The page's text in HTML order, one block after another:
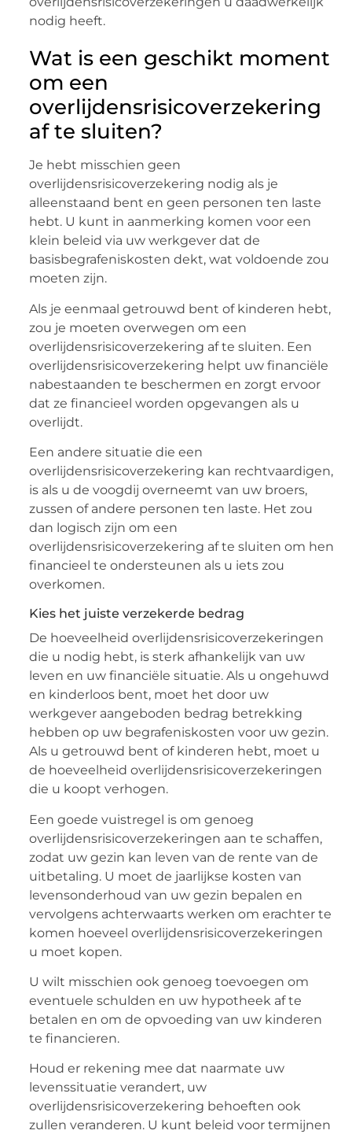
nodig heeft.
Wat is een geschikt moment
om een
overlijdensrisicoverzekering
af te sluiten?
Je hebt misschien geen
overlijdensrisicoverzekering nodig als je
alleenstaand bent en geen personen ten laste
hebt. U kunt in aanmerking komen voor een
klein beleid via uw werkgever dat de
basisbegrafeniskosten dekt, wat voldoende zou
moeten zijn.
Als je eenmaal getrouwd bent of kinderen hebt,
zou je moeten overwegen om een ​​
overlijdensrisicoverzekering af te sluiten. Een
overlijdensrisicoverzekering helpt uw ​​financiële
nabestaanden te beschermen en zorgt ervoor
dat ze financieel worden opgevangen als u
overlijdt.
Een andere situatie die een
overlijdensrisicoverzekering kan rechtvaardigen,
is als u de voogdij overneemt van uw broers,
zussen of andere personen ten laste. Het zou
dan logisch zijn om een ​​
overlijdensrisicoverzekering af te sluiten om hen
financieel te ondersteunen als u iets zou
overkomen.
Kies het juiste verzekerde bedrag
De hoeveelheid overlijdensrisicoverzekeringen
die u nodig hebt, is sterk afhankelijk van uw
leven en uw financiële situatie. Als u ongehuwd
en kinderloos bent, moet het door uw
werkgever aangeboden bedrag betrekking
hebben op uw begrafeniskosten voor uw gezin.
Als u getrouwd bent of kinderen hebt, moet u
de hoeveelheid overlijdensrisicoverzekeringen
die u koopt verhogen.
Een goede vuistregel is om genoeg
overlijdensrisicoverzekeringen aan te schaffen,
zodat uw gezin kan leven van de rente van de
uitbetaling. U moet de jaarlijkse kosten van
levensonderhoud van uw gezin bepalen en
vervolgens achterwaarts werken om erachter te
komen hoeveel overlijdensrisicoverzekeringen
u moet kopen.
U wilt misschien ook genoeg toevoegen om
eventuele schulden en uw hypotheek af te
betalen en om de opvoeding van uw kinderen
te financieren.
Houd er rekening mee dat naarmate uw
levenssituatie verandert, uw
overlijdensrisicoverzekering behoeften ook
zullen veranderen. U kunt beleid voor termijnen